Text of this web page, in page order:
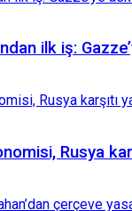
ilk iş:
Rusya